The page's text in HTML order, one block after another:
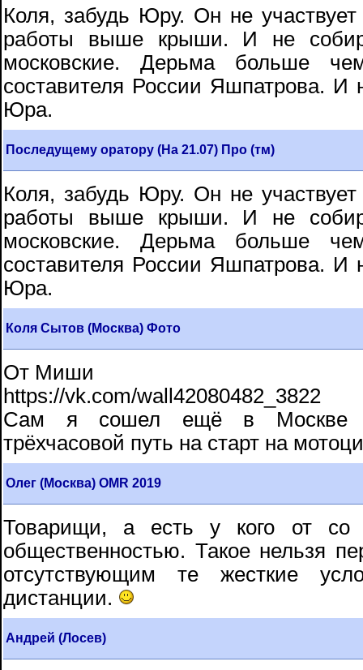
Коля, забудь Юру. Он не
работы выше крыши. И не
московские. Дерьма больше
составителя России Яшпатрова. И
Юра.
Последущему оратору (На 21.07) Про (тм)
Коля, забудь Юру. Он не
работы выше крыши. И не
московские. Дерьма больше
составителя России Яшпатрова. И
Юра.
Коля Сытов (Москва) Фото
От Миши
https://vk.com/wall42080482_3822
Сам я сошел ещё в Москве
трёхчасовой путь на старт на
Олег (Москва) OMR 2019
Товарищи, а есть у кого от со
общественностью. Такое нельзя
отсутствующим те жесткие
дистанции.
Андрей (Лосев)